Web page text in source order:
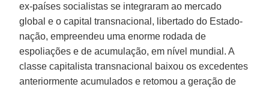
ex-países socialistas se integraram ao mercado
global e o capital transnacional, libertado do Estado-
nação, empreendeu uma enorme rodada de
espoliações e de acumulação, em nível mundial. A
classe capitalista transnacional baixou os excedentes
anteriormente acumulados e retomou a geração de